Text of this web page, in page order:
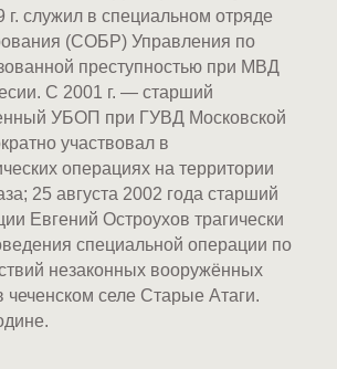
г. служил в специальном отряде
(СОБР) Управления по
преступностью при МВД
С 2001 г. — старший
УБОП при ГУВД Московской
участвовал в
операциях на территории
25 августа 2002 года старший
Евгений Остроухов трагически
специальной операции по
незаконных вооружённых
селе Старые Атаги.